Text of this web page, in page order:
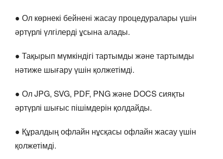
● Ол көрнекі бейнені жасау процедуралары үшін
әртүрлі үлгілерді ұсына алады.
● Тақырып мүмкіндігі тартымды және тартымды
нәтиже шығару үшін қолжетімді.
● Ол JPG, SVG, PDF, PNG және DOCS сияқты
әртүрлі шығыс пішімдерін қолдайды.
● Құралдың офлайн нұсқасы офлайн жасау үшін
қолжетімді.